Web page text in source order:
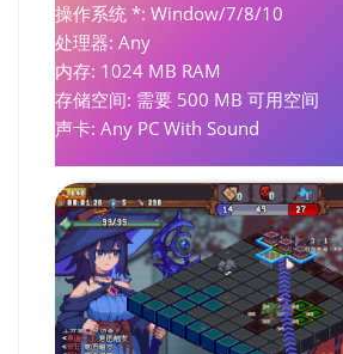
操作系统 *: Window/7/8/10
处理器: Any
内存: 1024 MB RAM
存储空间: 需要 500 MB 可用空间
声卡: Any PC With Sound